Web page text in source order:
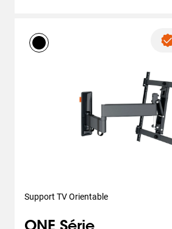
Support TV Orientable